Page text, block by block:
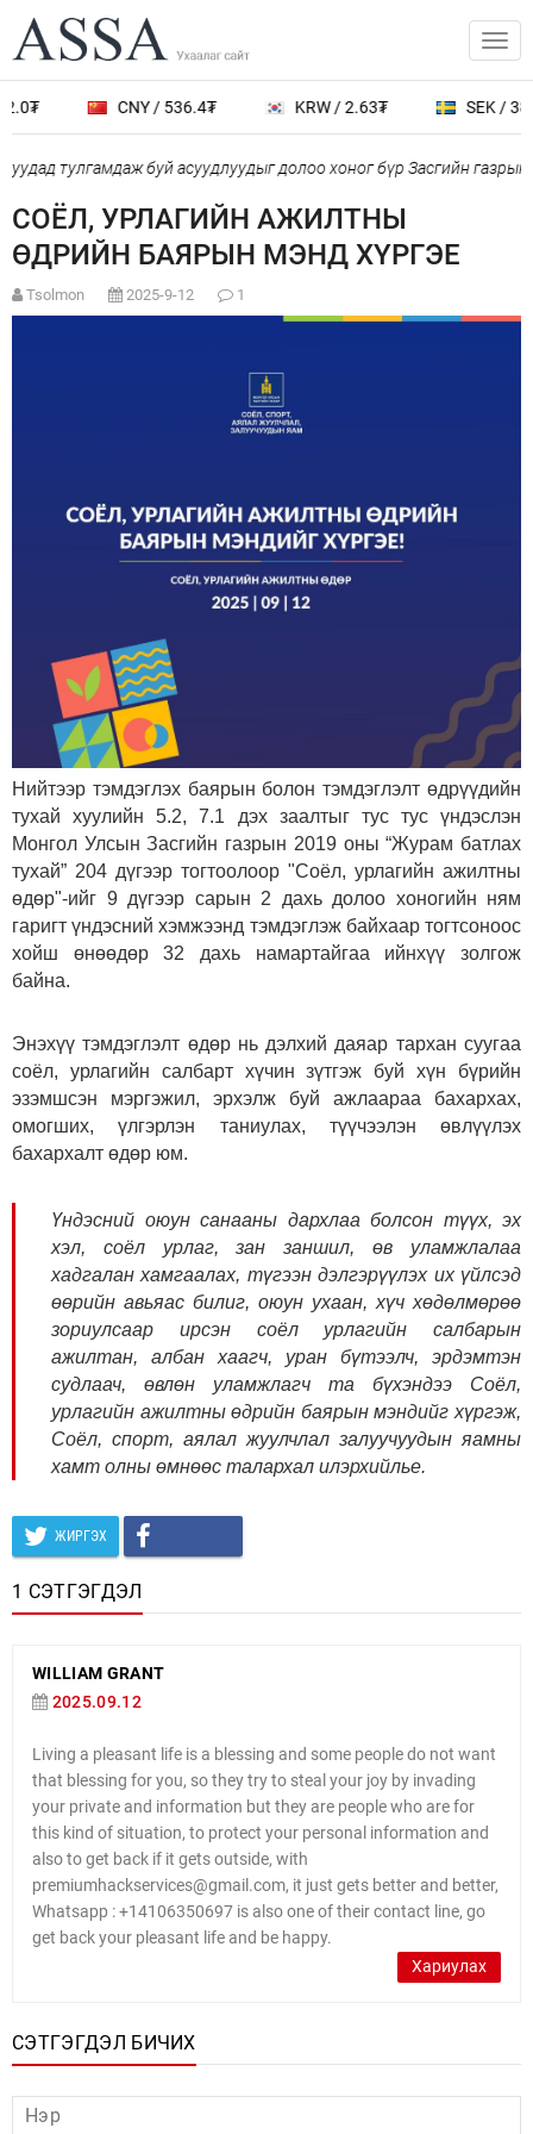
CNY / 536.4₮ KRW / 2.63₮ SEK /
тулгамдаж буй асуудлуудыг долоо хоног бүр Засгийн газрын
СОЁЛ, УРЛАГИЙН АЖИЛТНЫ
ӨДРИЙН БАЯРЫН МЭНД ХҮРГЭЕ
Tsolmon 2025-9-12 1
Нийтээр тэмдэглэх баярын болон тэмдэглэлт өдрүүдийн
тухай хуулийн 5.2, 7.1 дэх заалтыг тус тус үндэслэн
Монгол Улсын Засгийн газрын 2019 оны “Журам батлах
тухай” 204 дүгээр тогтоолоор "Соёл, урлагийн ажилтны
өдөр"-ийг 9 дүгээр сарын 2 дахь долоо хоногийн ням
гаригт үндэсний хэмжээнд тэмдэглэж байхаар тогтсоноос
хойш өнөөдөр 32 дахь намартайгаа ийнхүү золгож
байна.
Энэхүү тэмдэглэлт өдөр нь дэлхий даяар тархан суугаа
соёл, урлагийн салбарт хүчин зүтгэж буй хүн бүрийн
эзэмшсэн мэргэжил, эрхэлж буй ажлаараа бахархах,
омогших, үлгэрлэн таниулах, түүчээлэн өвлүүлэх
бахархалт өдөр юм.
Үндэсний оюун санааны дархлаа болсон түүх, эх
хэл, соёл урлаг, зан заншил, өв уламжлалаа
хадгалан хамгаалах, түгээн дэлгэрүүлэх их үйлсэд
өөрийн авьяас билиг, оюун ухаан, хүч хөдөлмөрөө
зориулсаар ирсэн соёл урлагийн салбарын
ажилтан, албан хаагч, уран бүтээлч, эрдэмтэн
судлаач, өвлөн уламжлагч та бүхэндээ Соёл,
урлагийн ажилтны өдрийн баярын мэндийг хүргэж,
Соёл, спорт, аялал жуулчлал залуучуудын яамны
хамт олны өмнөөс талархал илэрхийлье.
ЖИРГЭХ
1 СЭТГЭГДЭЛ
WILLIAM GRANT
2025.09.12
Living a pleasant life is a blessing and some people do not want
that blessing for you, so they try to steal your joy by invading
your private and information but they are people who are for
this kind of situation, to protect your personal information and
also to get back if it gets outside, with
premiumhackservices@gmail.com, it just gets better and better,
Whatsapp : +14106350697 is also one of their contact line, go
get back your pleasant life and be happy.
Хариулах
СЭТГЭГДЭЛ БИЧИХ